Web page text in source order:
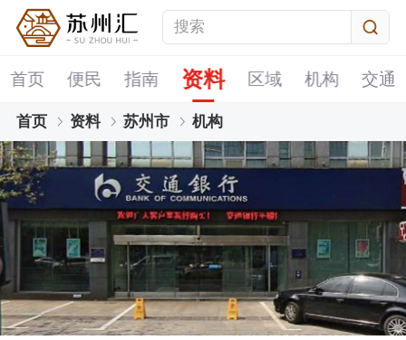
首页 便民 指南 资料 区域 机构 交通
首页 资料 苏州市 机构